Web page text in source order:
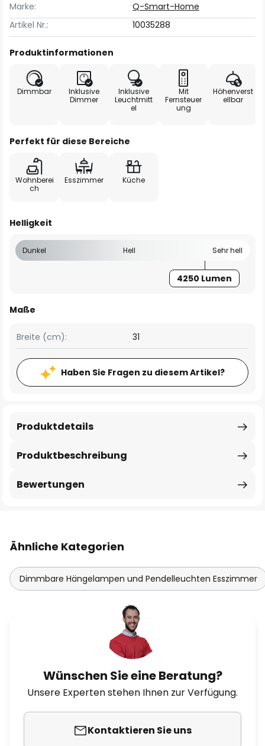
Marke:
Q-Smart-Home
Artikel Nr.:
10035288
Produktinformationen
Dimmbar
Inklusive
Dimmer
Inklusive
Leuchtmitt
el
Mit
Fernsteuer
ung
Höhenverst
ellbar
Perfekt für diese Bereiche
Wohnberei
ch
Esszimmer Küche
Helligkeit
Dunkel Hell Sehr hell
4250 Lumen
Maße
Breite (cm): 31
Haben Sie Fragen zu diesem Artikel?
Produktbeschreibung
Produktdetails
Bewertungen
Ähnliche Kategorien
Dimmbare Hängelampen und Pendelleuchten Esszimmer
Wünschen Sie eine Beratung?
Unsere Experten stehen Ihnen zur Verfügung.
Kontaktieren Sie uns